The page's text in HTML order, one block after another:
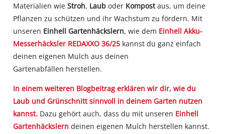
Materialien wieStroh, Lauboder Kompostaus, um deine
Pflanzen zu schützen und ihr Wachstum zu fördern. Mit
unseren Einhell Gartenhäckslern, wie dem Einhell Akku-
Messerhäcksler REDAXXO 36/25 kannst du ganz einfach
deinen eigenen Mulch aus deinen
Gartenabfällen herstellen.
In einem weiteren Blogbeitrag erklären wir dir, wie du
Laub und Grünschnitt sinnvoll in deinem Garten nutzen
kannst. Dazu gehört auch, dass du mit unseren Einhell
Gartenhäckslern deinen eigenen Mulch herstellen kannst.